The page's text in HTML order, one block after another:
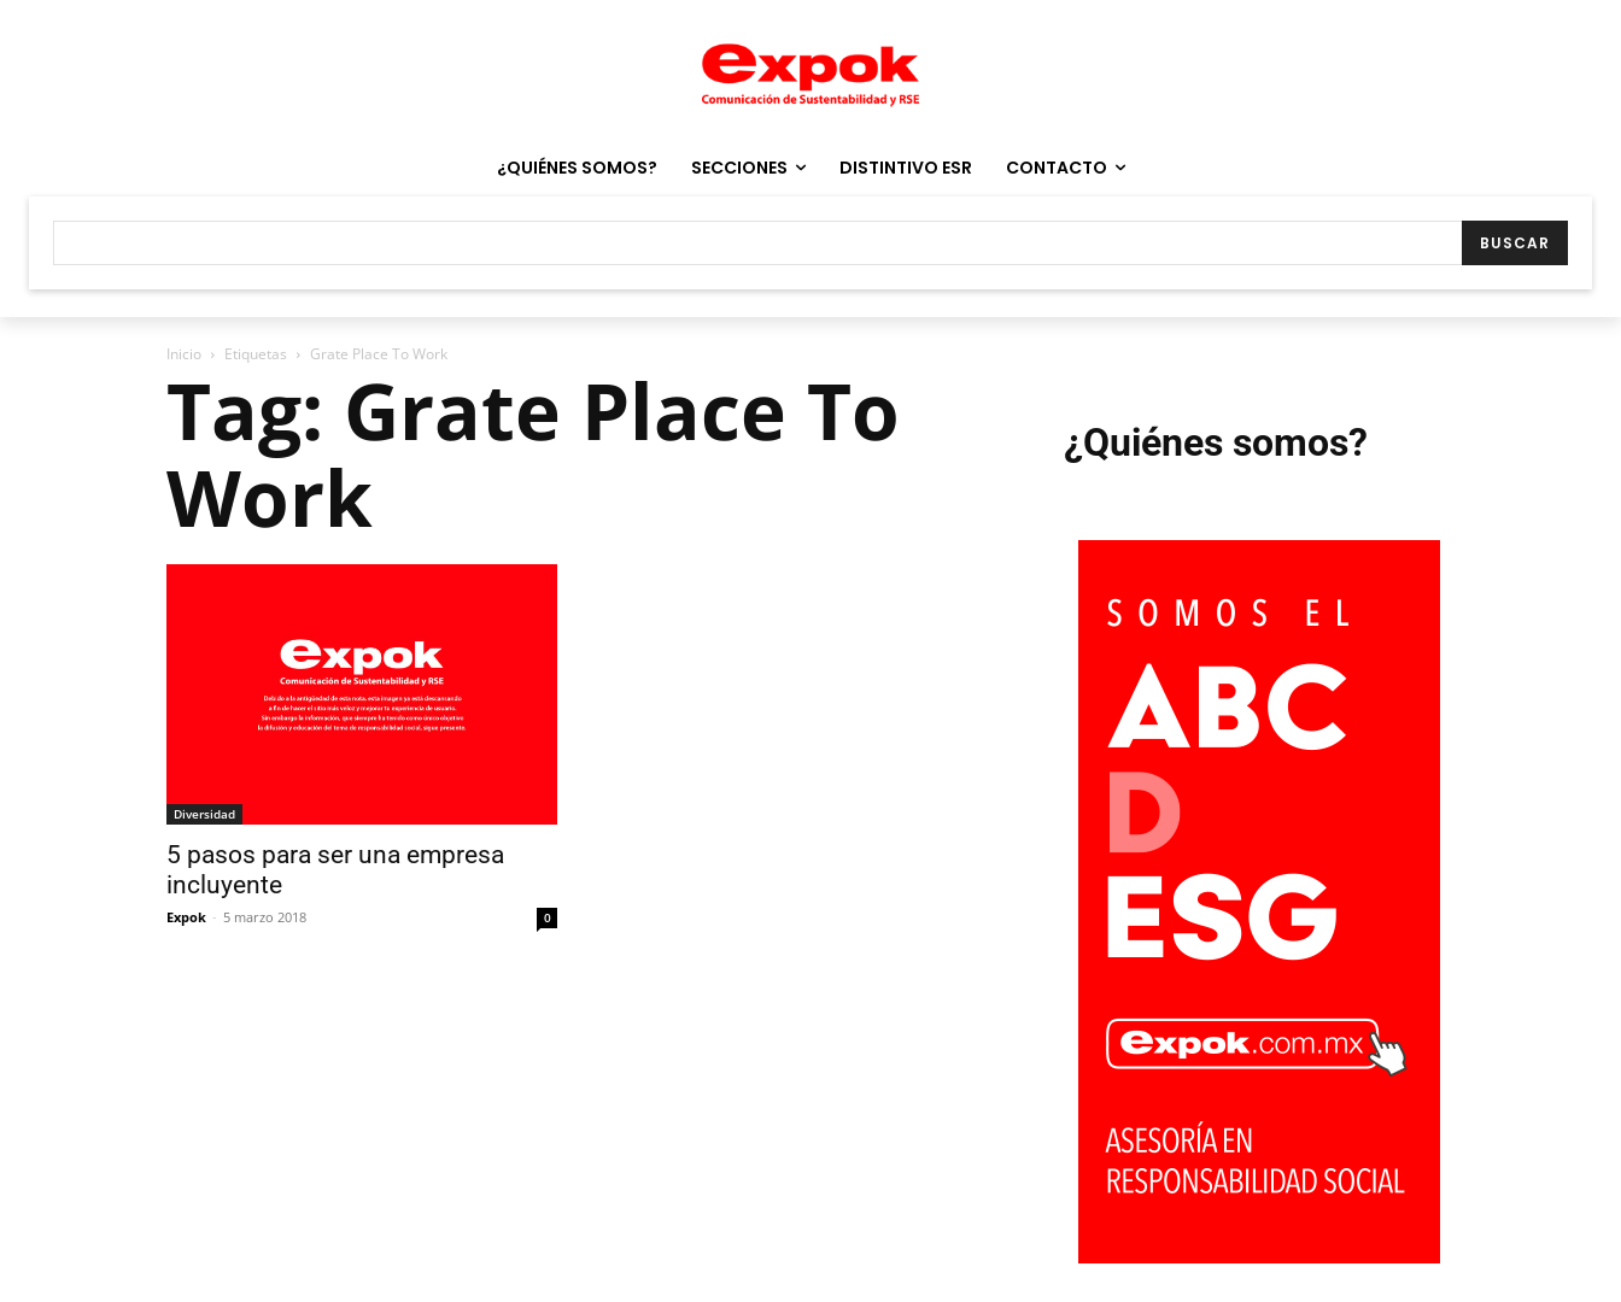
¿QUIÉNES SOMOS? SECCIONES DISTINTIVO ESR CONTACTO
BUSCAR
Inicio Etiquetas Grate Place To Work
Tag: Grate Place To
Work
Diversidad
5 pasos para ser una empresa
incluyente
Expok - 5 marzo 2018 0
¿Quiénes somos?